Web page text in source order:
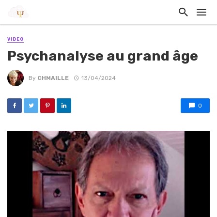
VIDEO
Psychanalyse au grand âge
By CHMAILLE 13/04/2024
0